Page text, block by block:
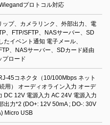
プロトコル対応
ップ、カメラリンク、外部出力、電
、FTP/SFTP、NASサーバー、SD
たイベント通知 電子メール、
、NASサーバー、SDカード経由
プロード
45コネクタ（10/100Mbps ネット
用） オーディオライン入力 オーデ
DC 12V 電源入力 AC 24V 電源入力
出力*2 (DO+: 12V 50mA ; DO-: 30V
Micro USB